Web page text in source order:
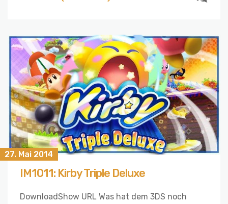
27. Mai 2014
IM1011: Kirby Triple Deluxe
DownloadShow URL Was hat dem 3DS noch